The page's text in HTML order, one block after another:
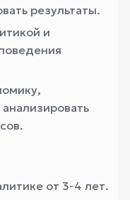
результаты.
и
от 3-4 лет.